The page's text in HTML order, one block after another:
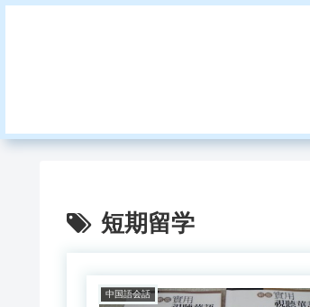
短期留学
中国語会話